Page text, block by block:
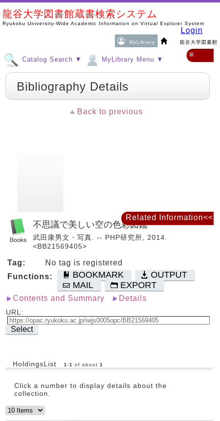
龍谷大学図書館蔵書検索システム
Ryukoku University-Wide Academic Information on Virtual Explorer System
MyLibrary 龍谷大学図書館
Login
Catalog Search ▼ MyLibrary Menu ▼
≡
Bibliography Details
Back to previous
不思議で美しい空の色彩図鑑
武田康男文・写真. -- PHP研究所, 2014.
<BB21569405>
Tag:
No tag is registered
Functions:
BOOKMARK
OUTPUT
MAIL
EXPORT
Contents and Summary Details
URL:
Select
HoldingsList 1 -1 of about 1
Click a number to display details about the
collection.
Related Information<<